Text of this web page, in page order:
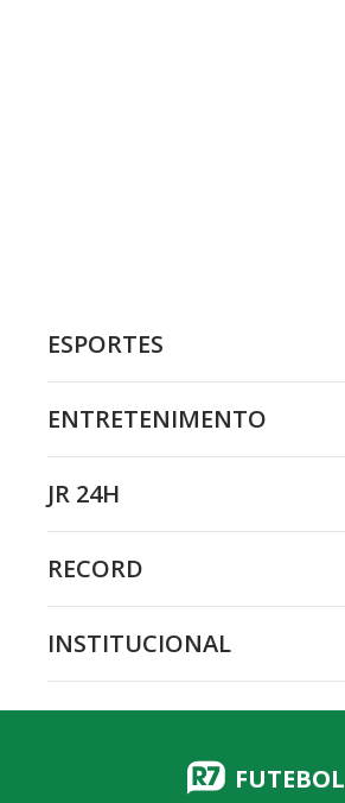
ESPORTES
ENTRETENIMENTO
JR 24H
RECORD
INSTITUCIONAL
FUTEBOL